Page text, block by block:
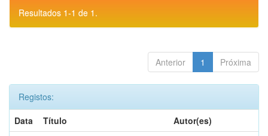
Resultados 1-1 de 1.
Anterior 1 Próxima
Registos:
Data
Título
Autor(es)